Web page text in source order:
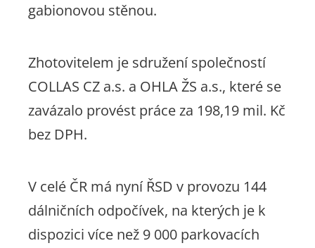
gabionovou stěnou.
Zhotovitelem je sdružení společností
COLLAS CZ a.s. a OHLA ŽS a.s., které se
zavázalo provést práce za 198,19 mil. Kč
bez DPH.
V celé ČR má nyní ŘSD v provozu 144
dálničních odpočívek, na kterých je k
dispozici více než 9 000 parkovacích